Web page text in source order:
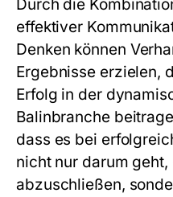
Durch die
effektiver
Denken können
Ergebnisse erzielen,
Erfolg in der
Balinbranche
dass es bei
nicht nur darum geht,
abzuschließen,